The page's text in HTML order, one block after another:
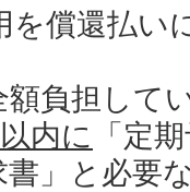
を償還払い
額負担して
内に
「定
」と必要